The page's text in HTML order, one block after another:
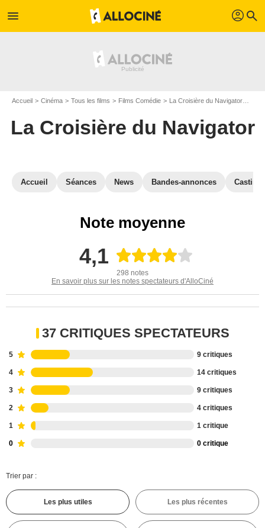
menu profil search
Accueil Cinéma Tous les films Films Comédie La Croisière du Navigator
La Croisière du Navigator
Accueil Séances News Bandes-annonces Casting
Note moyenne
4,1
298 notes
En savoir plus sur les notes spectateurs d'AlloCiné
37 CRITIQUES SPECTATEURS
5 9 critiques
4 14 critiques
3 9 critiques
2 4 critiques
1 1 critique
0 0 critique
Trier par :
Les plus utiles Les plus récentes